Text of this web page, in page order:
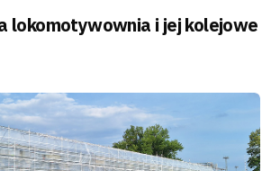
lokomotywownia i jej kolejowe